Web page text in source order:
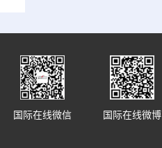
国际在线微博
国际在线微信